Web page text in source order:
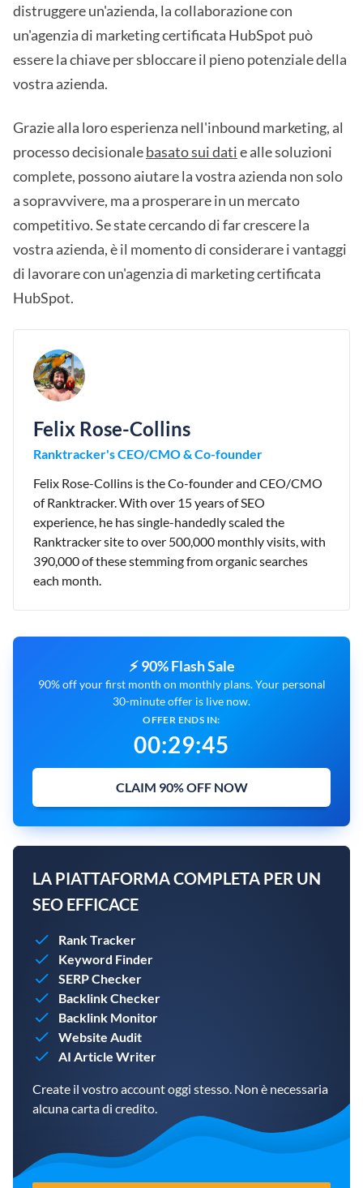
distruggere un'azienda, la collaborazione con
un'agenzia di marketing certificata HubSpot può
essere la chiave per sbloccare il pieno potenziale della
vostra azienda.
Grazie alla loro esperienza nell'inbound marketing, al
processo decisionalebasato sui datie alle soluzioni
complete, possono aiutare la vostra azienda non solo
a sopravvivere, ma a prosperare in un mercato
competitivo. Se state cercando di far crescere la
vostra azienda, è il momento di considerare i vantaggi
di lavorare con un'agenzia di marketing certificata
HubSpot.
Felix Rose-Collins
Ranktracker's CEO/CMO & Co-founder
Felix Rose-Collins is the Co-founder and CEO/CMO
of Ranktracker. With over 15 years of SEO
experience, he has single-handedly scaled the
Ranktracker site to over 500,000 monthly visits, with
390,000 of these stemming from organic searches
each month.
⚡ 90% Flash Sale
90% off your first month on monthly plans. Your personal
30-minute offer is live now.
OFFER ENDS IN:
00:29:44
CLAIM 90% OFF NOW
LA PIATTAFORMA COMPLETA PER UN
SEO EFFICACE
Rank Tracker
Keyword Finder
SERP Checker
Backlink Checker
Backlink Monitor
Website Audit
AI Article Writer
Create il vostro account oggi stesso. Non è necessaria
alcuna carta di credito.